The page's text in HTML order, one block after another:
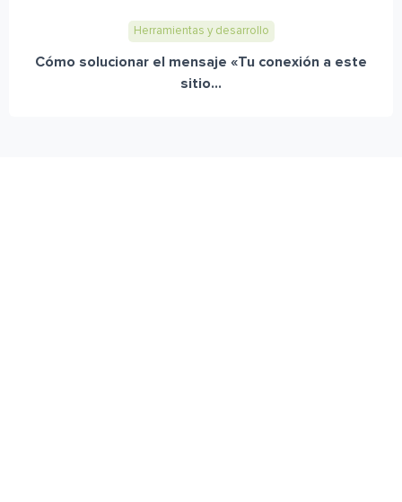
Herramientas y desarrollo
Cómo solucionar el mensaje «Tu conexión a este
sitio...